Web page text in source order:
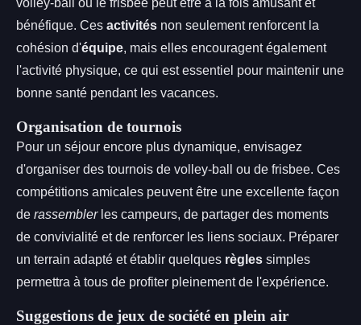
bénéfique. Ces activités non seulement renforcent la
cohésion d'équipe, mais elles encouragent également
l'activité physique, ce qui est essentiel pour maintenir une
bonne santé pendant les vacances.
Organisation de tournois
Pour un séjour encore plus dynamique, envisagez
d'organiser des tournois de volley-ball ou de frisbee. Ces
compétitions amicales peuvent être une excellente façon
de rassemblerles campeurs, de partager des moments
de convivialité et de renforcer les liens sociaux. Préparer
un terrain adapté et établir quelques règles simples
permettra à tous de profiter pleinement de l'expérience.
Suggestions de jeux de société en plein air